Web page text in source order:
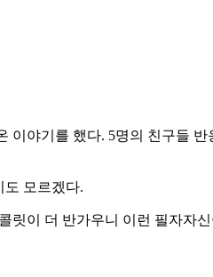
야기를 했다. 5명의 친구들
도 모르겠다.
이 더 반가우니 이런 필자자